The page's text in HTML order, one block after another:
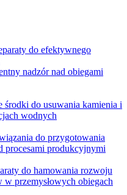
do efektywnego
nadzór nad obiegami
środki do usuwania kamienia i
wodnych
do przygotowania
procesami produkcyjnymi
do hamowania rozwoju
przemysłowych obiegach